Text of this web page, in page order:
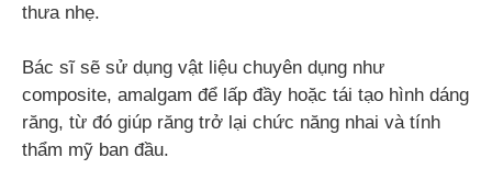
thưa nhẹ.
Bác sĩ sẽ sử dụng vật liệu chuyên dụng như
composite, amalgam để lấp đầy hoặc tái tạo hình dáng
răng, từ đó giúp răng trở lại chức năng nhai và tính
thẩm mỹ ban đầu.